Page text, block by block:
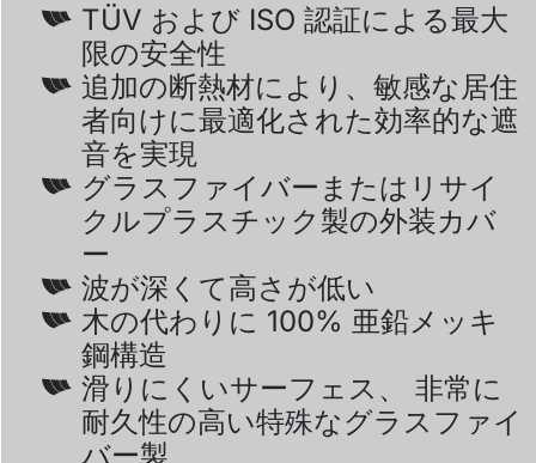
TÜV および ISO 認証による最大
限の安全性
追加の断熱材により、敏感な居住
者向けに最適化された効率的な遮
音を実現
グラスファイバーまたはリサイ
クルプラスチック製の外装カバ
ー
波が深くて高さが低い
木の代わりに 100% 亜鉛メッキ
鋼構造
滑りにくいサーフェス、 非常に
耐久性の高い特殊なグラスファイ
バー製